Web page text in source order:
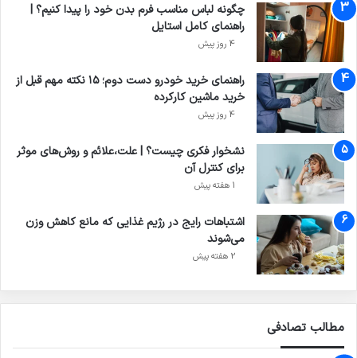
چگونه لباس مناسب فرم بدن خود را پیدا کنیم؟ |
راهنمای کامل استایل
4 روز پیش
راهنمای خرید خودرو دست دوم؛ ۱۵ نکته مهم قبل از
خرید ماشین کارکرده
4 روز پیش
نشخوار فکری چیست؟ | علت،علائم و روش‌های موثر
برای کنترل آن
1 هفته پیش
اشتباهات رایج در رژیم غذایی که مانع کاهش وزن
می‌شوند
2 هفته پیش
مطالب تصادفی